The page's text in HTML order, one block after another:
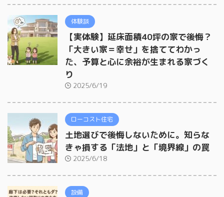
体験談
【実体験】延床面積40坪の家で後悔？
「大きい家＝幸せ」を捨ててわかっ
た、予算と心に余裕が生まれる家づく
り
2025/6/19
ローコスト住宅
土地選びで後悔しないために。知らな
きゃ損する「法地」と「境界線」の罠
2025/6/18
設備